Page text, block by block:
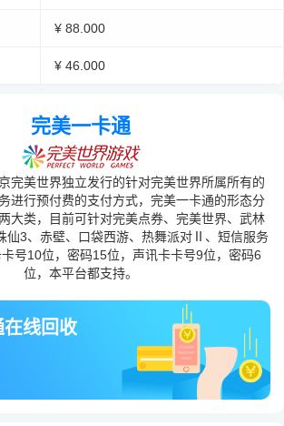
¥ 88.000
¥ 46.000
完美一卡通
完美世界独立发行的针对完美世界所属所有的
进行预付费的支付方式，完美一卡通的形态分
大类，目前可针对完美点券、完美世界、武林
仙3、赤壁、口袋西游、热舞派对Ⅱ、短信服务
号10位，密码15位，声讯卡卡号9位，密码6
位，本平台都支持。
在线回收